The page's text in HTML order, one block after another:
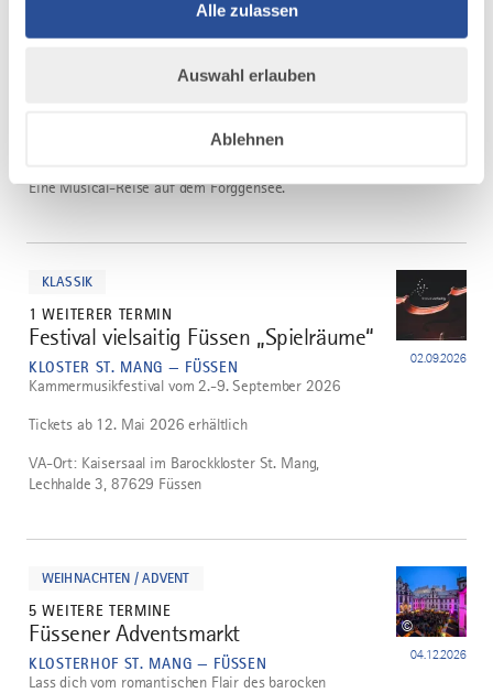
Alle zulassen
Auswahl erlauben
Ablehnen
Musicalschiff auf dem Forggensee
Eine Musical-Reise auf dem Forggensee.
KLASSIK
1 WEITERER TERMIN
3
Festival vielsaitig Füssen „Spielräume“
KLOSTER ST. MANG — FÜSSEN 02.09.2026
Kammermusikfestival vom 2.-9. September 2026
Tickets ab 12. Mai 2026 erhältlich
VA-Ort: Kaisersaal im Barockkloster St. Mang,
Lechhalde 3, 87629 Füssen
WEIHNACHTEN / ADVENT
5 WEITERE TERMINE
4
Füssener Adventsmarkt
KLOSTERHOF ST. MANG — FÜSSEN 04.12.2026
©
Lass dich vom romantischen Flair des barocken